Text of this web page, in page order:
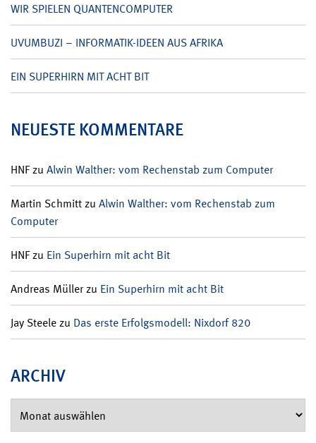
WIR SPIELEN QUANTENCOMPUTER
UVUMBUZI – INFORMATIK-IDEEN AUS AFRIKA
EIN SUPERHIRN MIT ACHT BIT
NEUESTE KOMMENTARE
HNFzu Alwin Walther: vom Rechenstab zum Computer
Martin Schmittzu Alwin Walther: vom Rechenstab zum
Computer
HNFzu Ein Superhirn mit acht Bit
Andreas Müllerzu Ein Superhirn mit acht Bit
Jay Steelezu Das erste Erfolgsmodell: Nixdorf 820
ARCHIV